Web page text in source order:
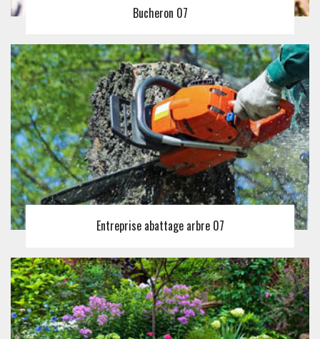
Bucheron 07
Entreprise abattage arbre 07